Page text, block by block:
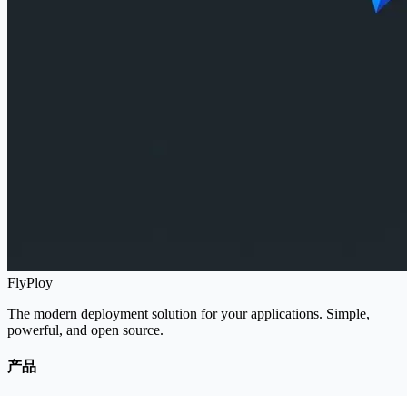
FlyPloy
The modern deployment solution for your applications. Simple,
powerful, and open source.
产品